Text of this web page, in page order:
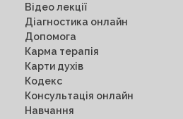
Відео лекції
Діагностика онлайн
Допомога
Карма терапія
Карти духів
Кодекс
Консультація онлайн
Навчання